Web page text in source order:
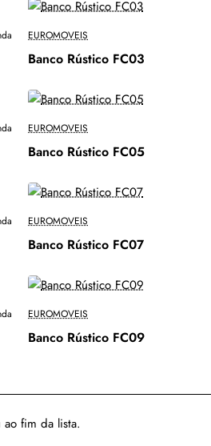
EUROMOVEIS
Banco Rústico FC03
EUROMOVEIS
Banco Rústico FC05
EUROMOVEIS
Banco Rústico FC07
EUROMOVEIS
Banco Rústico FC09
ao fim da lista.